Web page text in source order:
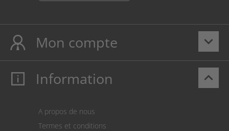
keyboard_arrow_down
Mon compte
Mon compte
Paiement
keyboard_arrow_up
Information
A propos de nous
Termes et conditions